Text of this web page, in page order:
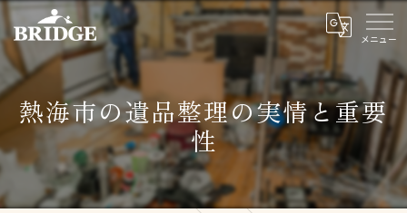
熱海市の遺品整理の実情と重要
性